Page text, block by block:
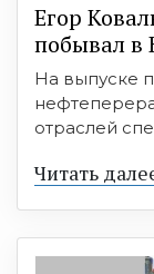
Егор
побывал в
На выпуске
отраслей
Читать